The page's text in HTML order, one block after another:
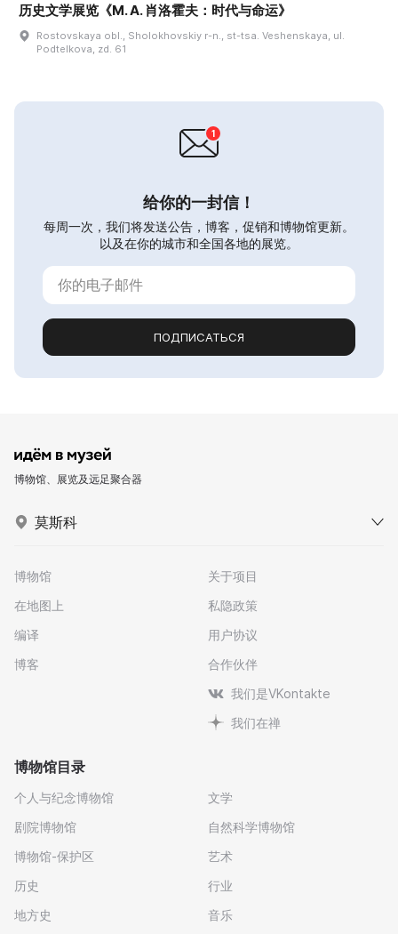
历史文学展览《M. A. 肖洛霍夫：时代与命运》
Rostovskaya obl., Sholokhovskiy r-n., st-tsa. Veshenskaya, ul.
Podtelkova, zd. 61
给你的一封信！
每周一次，我们将发送公告，博客，促销和博物馆更新。
以及在你的城市和全国各地的展览。
ПОДПИСАТЬСЯ
博物馆、展览及远足聚合器
莫斯科
博物馆
在地图上
编译
博客
关于项目
私隐政策
用户协议
合作伙伴
我们是VKontakte
我们在禅
博物馆目录
个人与纪念博物馆
剧院博物馆
博物馆-保护区
历史
地方史
文学
自然科学博物馆
艺术
行业
音乐